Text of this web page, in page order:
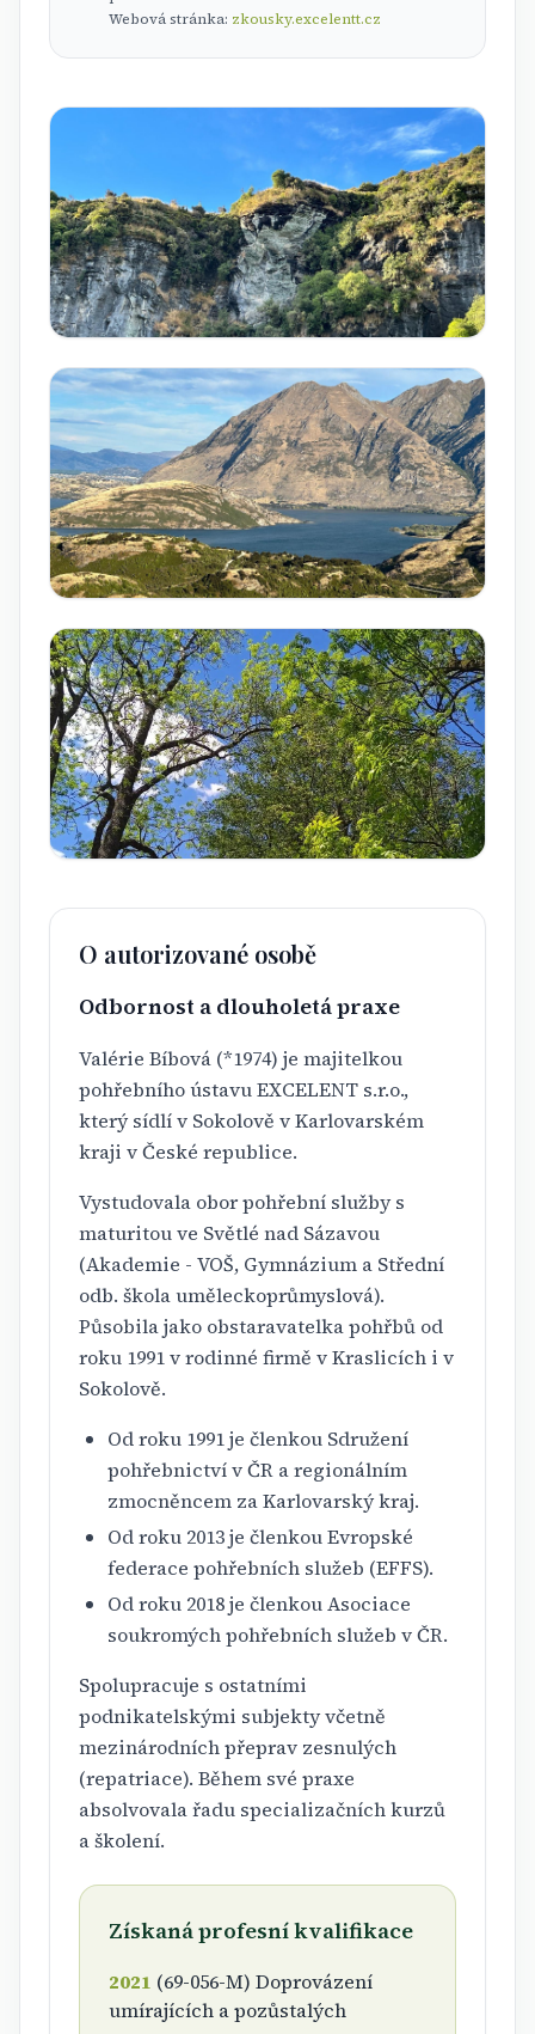
Webová stránka: zkousky.excelentt.cz
O autorizované osobě
Odbornost a dlouholetá praxe
Valérie Bíbová (*1974) je majitelkou
pohřebního ústavu EXCELENT s.r.o.,
který sídlí v Sokolově v Karlovarském
kraji v České republice.
Vystudovala obor pohřební služby s
maturitou ve Světlé nad Sázavou
(Akademie - VOŠ, Gymnázium a Střední
odb. škola uměleckoprůmyslová).
Působila jako obstaravatelka pohřbů od
roku 1991 v rodinné firmě v Kraslicích i v
Sokolově.
Od roku 1991 je členkou Sdružení
pohřebnictví v ČR a regionálním
zmocněncem za Karlovarský kraj.
Od roku 2013 je členkou Evropské
federace pohřebních služeb (EFFS).
Od roku 2018 je členkou Asociace
soukromých pohřebních služeb v ČR.
Spolupracuje s ostatními
podnikatelskými subjekty včetně
mezinárodních přeprav zesnulých
(repatriace). Během své praxe
absolvovala řadu specializačních kurzů
a školení.
Získaná profesní kvalifikace
2021 (69-056-M) Doprovázení
umírajících a pozůstalých